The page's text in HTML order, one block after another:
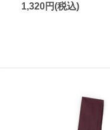
1,320円(税込)